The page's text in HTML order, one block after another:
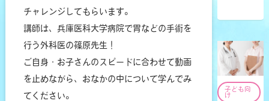
チャレンジしてもらいます。
講師は、兵庫医科大学病院で胃などの手術を
行う外科医の篠原先生！
ご自身・お子さんのスピードに合わせて動画
を止めながら、おなかの中について学んでみ
てください。
子ども向
け